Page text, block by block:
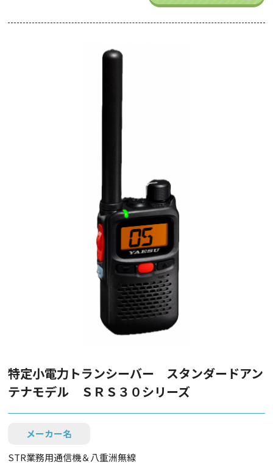
特定小電力トランシーバー スタンダードアン
テナモデル ＳＲＳ３０シリーズ
メーカー名
STR業務用通信機＆八重洲無線